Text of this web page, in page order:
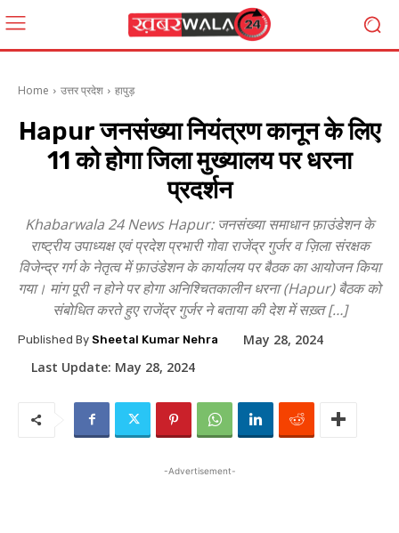
Home उत्तर प्रदेश हापुड़
Hapur जनसंख्या नियंत्रण कानून के लिए
11 को होगा जिला मुख्यालय पर धरना
प्रदर्शन
Khabarwala 24 News Hapur: जनसंख्या समाधान फ़ाउंडेशन के
राष्ट्रीय उपाध्यक्ष एवं प्रदेश प्रभारी गोवा राजेंद्र गुर्जर व ज़िला संरक्षक
विजेन्द्र गर्ग के नेतृत्व में फ़ाउंडेशन के कार्यालय पर बैठक का आयोजन किया
गया। मांग पूरी न होने पर होगा अनिश्चितकालीन धरना (Hapur) बैठक को
संबोधित करते हुए राजेंद्र गुर्जर ने बताया की देश में सख़्त […]
Published By Sheetal Kumar Nehra
May 28, 2024
Last Update: May 28, 2024
-Advertisement-